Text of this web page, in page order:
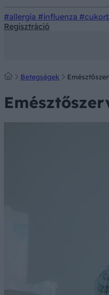
#allergia #influenza
Regisztráció
Betegségek